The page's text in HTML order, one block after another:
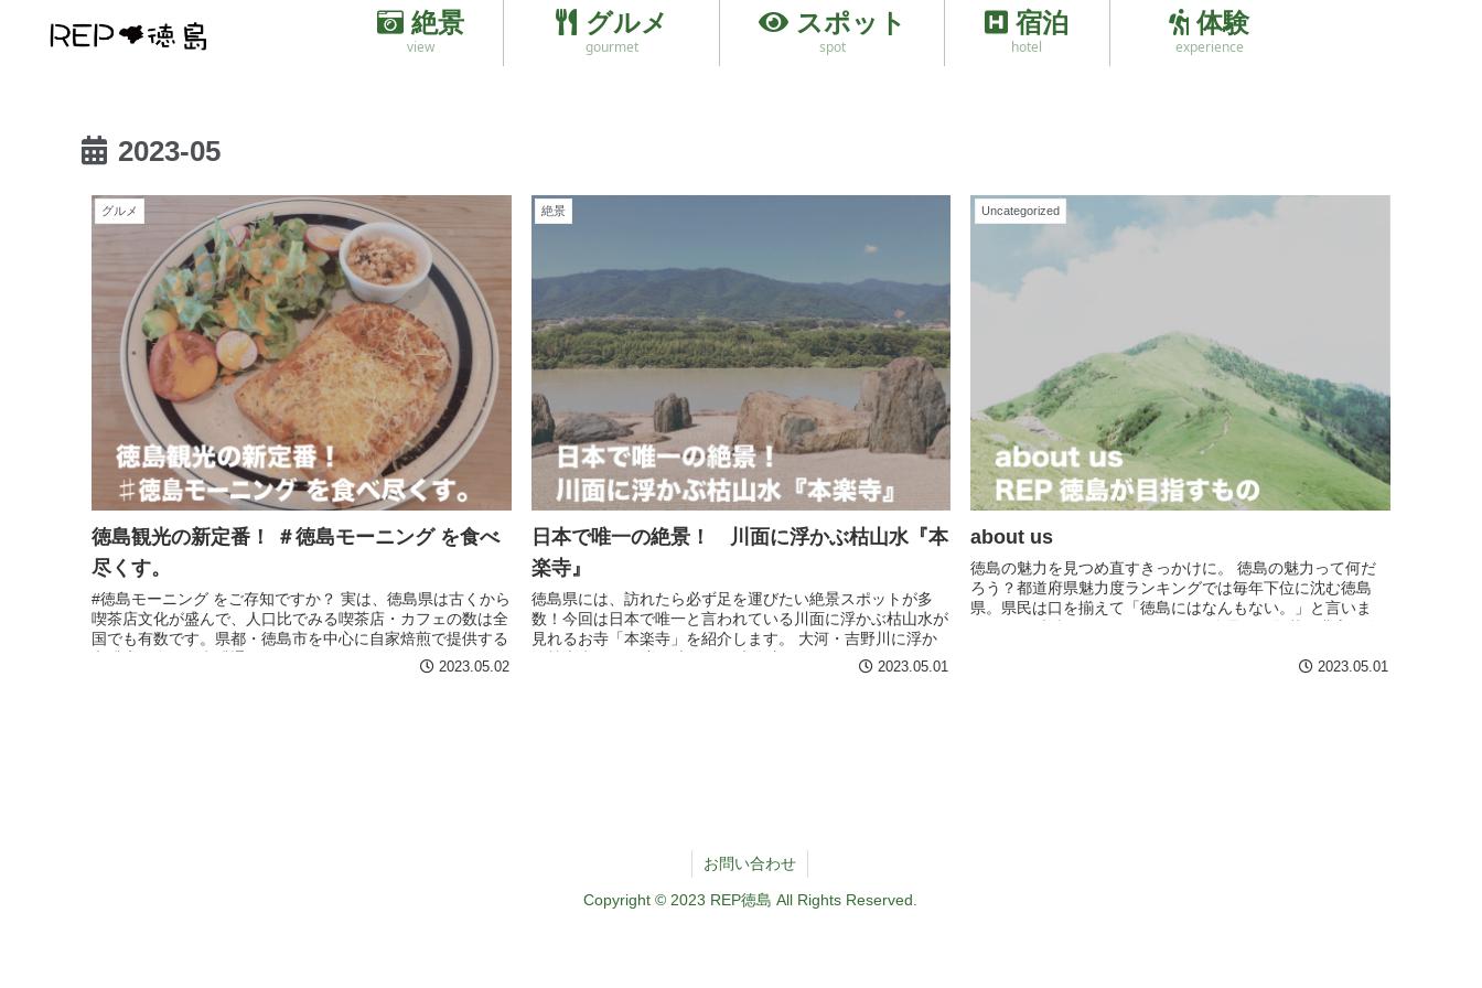
絶景
view
グルメ
gourmet
スポット
spot
宿泊
hotel
体験
experience
2023-05
グルメ
徳島観光の新定番！ ＃徳島モーニング を食べ
尽くす。
#徳島モーニング をご存知ですか？ 実は、徳島県は古くから
喫茶店文化が盛んで、人口比でみる喫茶店・カフェの数は全
国でも有数です。県都・徳島市を中心に自家焙煎で提供する
珈琲店が多く、珈琲通な県民がたくさんいらっしゃいます。
2023.05.02
絶景
日本で唯一の絶景！ 川面に浮かぶ枯山水『本
楽寺』
徳島県には、訪れたら必ず足を運びたい絶景スポットが多
数！今回は日本で唯一と言われている川面に浮かぶ枯山水が
見れるお寺「本楽寺」を紹介します。 大河・吉野川に浮か
ぶ枯山水とは？ 美馬市にある本楽寺（ほんらくじ）では、
2023.05.01
Uncategorized
about us
徳島の魅力を見つめ直すきっかけに。 徳島の魅力って何だ
ろう？都道府県魅力度ランキングでは毎年下位に沈む徳島
県。県民は口を揃えて「徳島にはなんもない。」と言いま
す。 でも本当にそうでしょうか？ 多品種の野菜や豊富な海
2023.05.01
お問い合わせ
Copyright © 2023 REP徳島 All Rights Reserved.